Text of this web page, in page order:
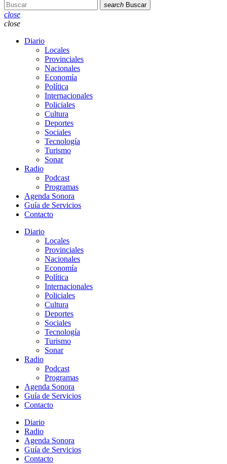
search Buscar
close
close
Diario
Locales
Provinciales
Nacionales
Economía
Política
Internacionales
Policiales
Cultura
Deportes
Sociales
Tecnología
Turismo
Sonar
Radio
Podcast
Programas
Agenda Sonora
Guía de Servicios
Contacto
Diario
Locales
Provinciales
Nacionales
Economía
Política
Internacionales
Policiales
Cultura
Deportes
Sociales
Tecnología
Turismo
Sonar
Radio
Podcast
Programas
Agenda Sonora
Guía de Servicios
Contacto
Diario
Radio
Agenda Sonora
Guía de Servicios
Contacto